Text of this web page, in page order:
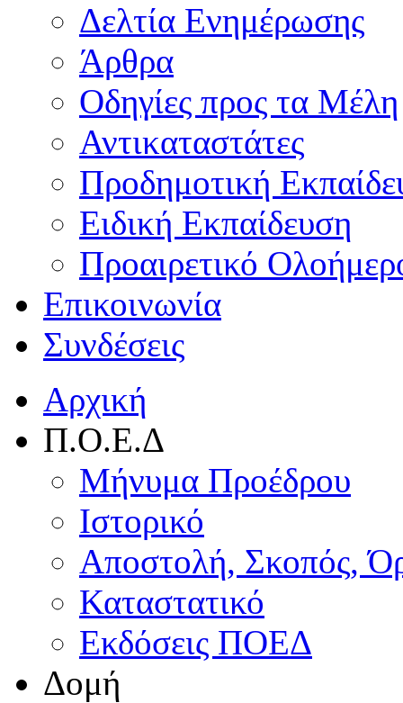
Δελτία Ενημέρωσης
Άρθρα
Οδηγίες προς τα Μέλη
Αντικαταστάτες
Προδημοτική
Ειδική Εκπαίδευση
Προαιρετικό
Επικοινωνία
Συνδέσεις
Αρχική
Π.Ο.Ε.Δ
Μήνυμα Προέδρου
Ιστορικό
Αποστολή, Σκοπός,
Καταστατικό
Εκδόσεις ΠΟΕΔ
Δομή